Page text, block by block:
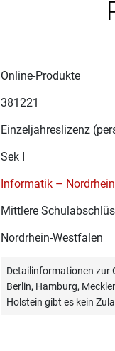
Online-Produkte
381221
Einzeljahreslizenz
Sek I
Informatik –
Mittlere
Nordrhein-Westfalen
Detailinformationen zur
Berlin, Hamburg,
Holstein gibt es kein